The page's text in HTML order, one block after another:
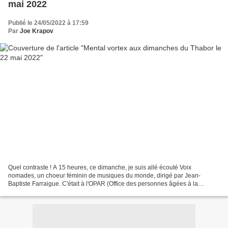
mai 2022
Publié le 24/05/2022 à 17:59
Par Joe Krapov
Quel contraste ! A 15 heures, ce dimanche, je suis allé écouté Voix
nomades, un choeur féminin de musiques du monde, dirigé par Jean-
Baptiste Farraigue. C'était à l'OPAR (Office des personnes âgées à la